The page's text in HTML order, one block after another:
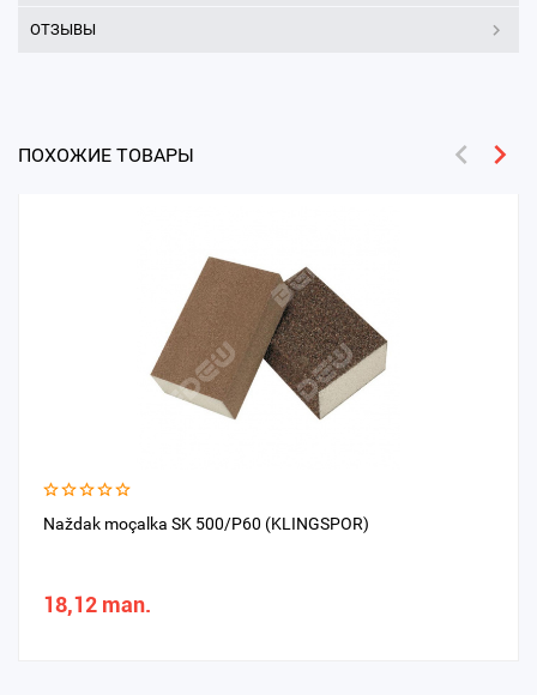
ОТЗЫВЫ
ПОХОЖИЕ ТОВАРЫ
Naždak moçalka SK 500/P60 (KLINGSPOR)
18,12 man.